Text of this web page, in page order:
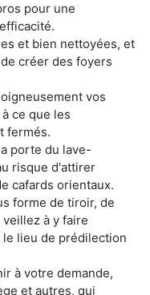
pour une
et bien nettoyées, et
créer des foyers
vos
ce que les
fermés.
porte du lave-
risque d'attirer
cafards orientaux.
forme de tiroir, de
à y faire
lieu de prédilection
à votre demande,
et autres, qui